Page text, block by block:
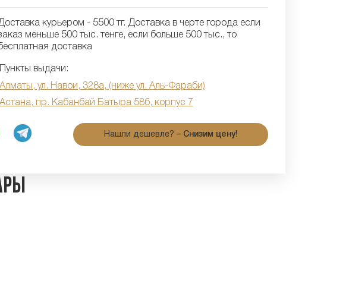
курьером - 5500 тг. Доставка в черте города если
меньше 500 тыс. тенге, если больше 500 тыс., то
доставка
Пункты выдачи:
Алматы, ул. Навои, 328а, (ниже ул. Аль-Фараби)
Астана, пр. Кабанбай Батыра 58б, корпус 7
Нашли дешевле? – Снизим цену!